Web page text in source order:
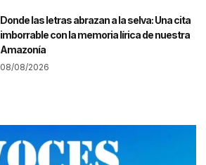
Donde las letras abrazan a la selva: Una cita
imborrable con la memoria lírica de nuestra
Amazonía
08/08/2026